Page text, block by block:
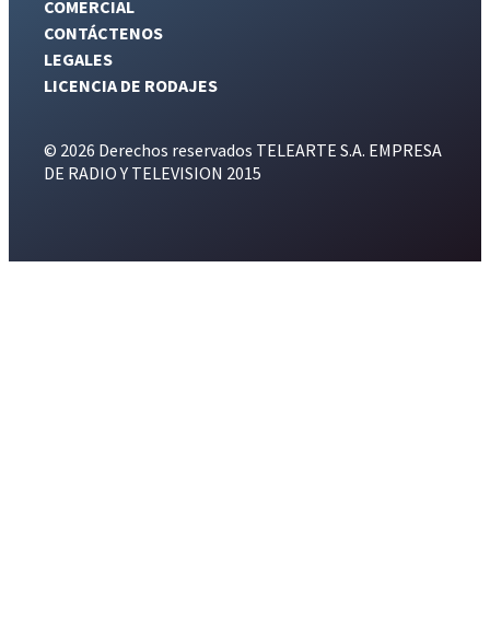
COMERCIAL
CONTÁCTENOS
LEGALES
LICENCIA DE RODAJES
© 2026 Derechos reservados TELEARTE S.A. EMPRESA
DE RADIO Y TELEVISION 2015